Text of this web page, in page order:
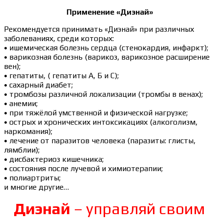
Применение «Диэнай»
Рекомендуется принимать «Диэнай» при различных
заболеваниях, среди которых:
• ишемическая болезнь сердца (стенокардия, инфаркт);
• варикозная болезнь (варикоз, варикозное расширение
вен);
• гепатиты, ( гепатиты А, Б и С);
• сахарный диабет;
• тромбозы различной локализации (тромбы в венах);
• анемии;
• при тяжёлой умственной и физической нагрузке;
• острых и хронических интоксикациях (алкоголизм,
наркомания);
• лечение от паразитов человека (паразиты: глисты,
лямблии);
• дисбактериоз кишечника;
• состояния после лучевой и химиотерапии;
• полиартриты;
и многие другие…
Диэнай – управляй своим